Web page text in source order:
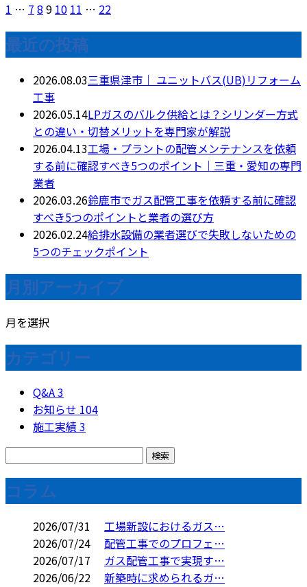
1 … 7 8 9 10 11 … 22
最近の投稿
2026.08.03三重県津市｜ ユニットバス(UB)リフォーム
工事
2026.05.14LPガスのバルク供給とは？シリンダー方式
との違い・切替メリットを専門家が解説
2026.04.13工場・プラントの配管メンテナンスを依頼
する前に確認すべき5つのポイント｜三重・愛知の専門
業者
2026.03.26鈴鹿市でガス配管工事を依頼する前に確認
すべき5つのポイントと業者の選び方
2026.02.24給排水設備の業者選びで失敗しないための
5つのチェックポイント
月別アーカイブ
月を選択
カテゴリー
Q&A3
お知らせ 104
施工実績3
コラム
2026/07/31
工場新設におけるガス…
2026/07/24
配管工事でのプロフェ…
2026/07/17
ガス配管工事で実現す…
2026/06/22
新築時に求められるガ…